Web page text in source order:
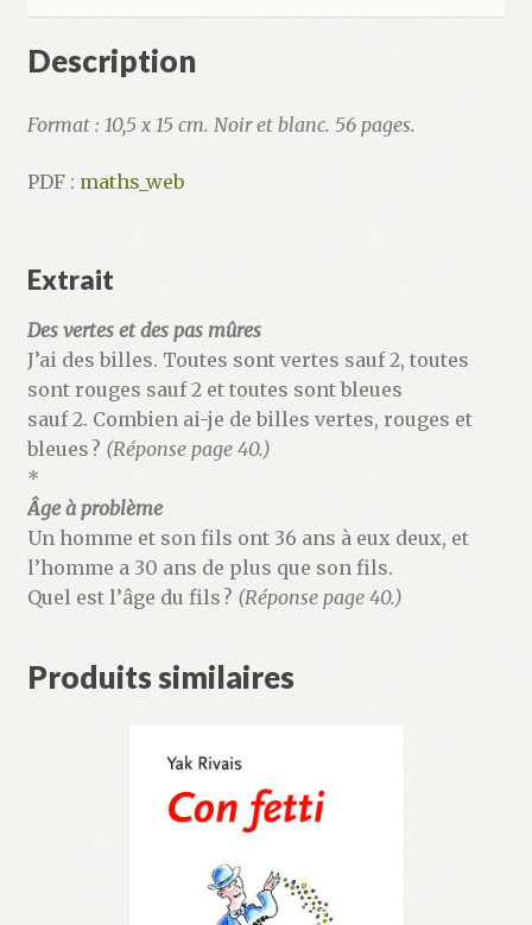
Description
Format : 10,5 x 15 cm. Noir et blanc. 56 pages.
PDF : maths_web
Extrait
Des vertes et des pas mûres
J’ai des billes. Toutes sont vertes sauf 2, toutes
sont rouges sauf 2 et toutes sont bleues
sauf 2. Combien ai-je de billes vertes, rouges et
bleues ? (Réponse page 40.)
*
Âge à problème
Un homme et son fils ont 36 ans à eux deux, et
l’homme a 30 ans de plus que son fils.
Quel est l’âge du fils ? (Réponse page 40.)
Produits similaires